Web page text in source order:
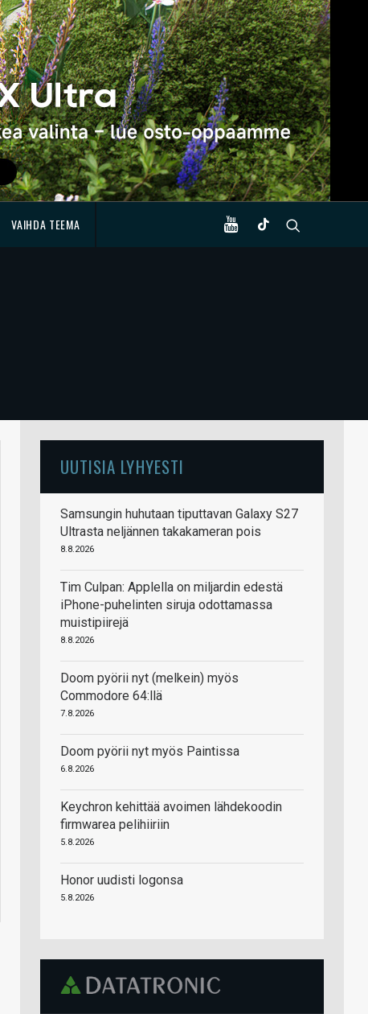
VAIHDA TEEMA
UUTISIA LYHYESTI
Samsungin huhutaan tiputtavan Galaxy S27
Ultrasta neljännen takakameran pois
8.8.2026
Tim Culpan: Applella on miljardin edestä
iPhone-puhelinten siruja odottamassa
muistipiirejä
8.8.2026
Doom pyörii nyt (melkein) myös
Commodore 64:llä
7.8.2026
Doom pyörii nyt myös Paintissa
6.8.2026
Keychron kehittää avoimen lähdekoodin
firmwarea pelihiiriin
5.8.2026
Honor uudisti logonsa
5.8.2026